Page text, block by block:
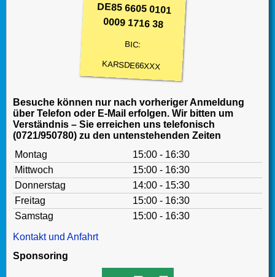
DE85 6605 0101
0009 1716 38
BIC:
KARSDE66XXX
Besuche können nur nach vorheriger Anmeldung
über Telefon oder E-Mail erfolgen. Wir bitten um
Verständnis – Sie erreichen uns telefonisch
(0721/950780) zu den untenstehenden Zeiten
Montag
15:00 - 16:30
Mittwoch
15:00 - 16:30
Donnerstag
14:00 - 15:30
Freitag
15:00 - 16:30
Samstag
15:00 - 16:30
Kontakt und Anfahrt
Sponsoring